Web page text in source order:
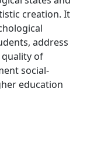
creation. It
address
of
social-
education